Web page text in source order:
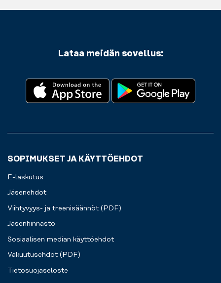
Lataa meidän sovellus:
SOPIMUKSET JA KÄYTTÖEHDOT
E-laskutus
Jäsenehdot
Viihtyvyys- ja treenisäännöt (PDF)
Jäsenhinnasto
Sosiaalisen median käyttöehdot
Vakuutusehdot (PDF)
Tietosuojaseloste